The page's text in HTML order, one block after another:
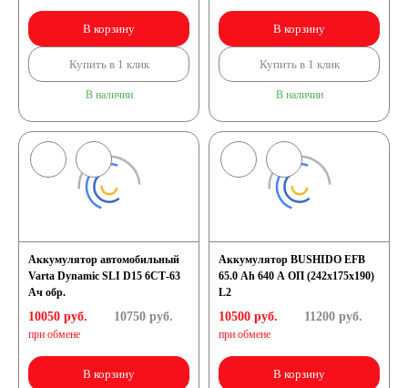
В корзину
Купить в 1 клик
В наличии
В корзину
Купить в 1 клик
В наличии
Аккумулятор автомобильный
Varta Dynamic SLI D15 6СТ-63
Ач обр.
10050 руб.
при обмене
10750руб.
В корзину
Аккумулятор BUSHIDO EFB
65.0 Ah 640 A ОП (242x175x190)
L2
10500 руб.
при обмене
11200руб.
В корзину